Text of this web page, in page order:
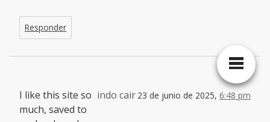
Responder
indo cair 23 de junio de 2025, 6:48 pm
I like this site so
much, saved to